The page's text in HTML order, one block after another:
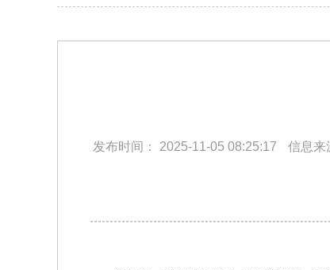
发布时间： 2025-11-05 08:25:17 信息来